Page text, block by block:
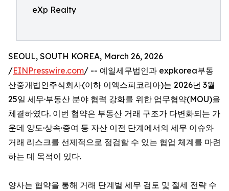
eXp Realty
SEOUL, SOUTH KOREA, March 26, 2026
/EINPresswire.com/ -- 예일세무법인과 expkorea부동
산중개법인주식회사(이하 이엑스피코리아)는 2026년 3월
25일 세무·부동산 분야 협력 강화를 위한 업무협약(MOU)을
체결하였다. 이번 협약은 부동산 거래 구조가 다변화되는 가
운데 양도·상속·증여 등 자산 이전 단계에서의 세무 이슈와
거래 리스크를 선제적으로 점검할 수 있는 협업 체계를 마련
하는 데 목적이 있다.
양사는 협약을 통해 거래 단계별 세무 검토 및 절세 전략 수